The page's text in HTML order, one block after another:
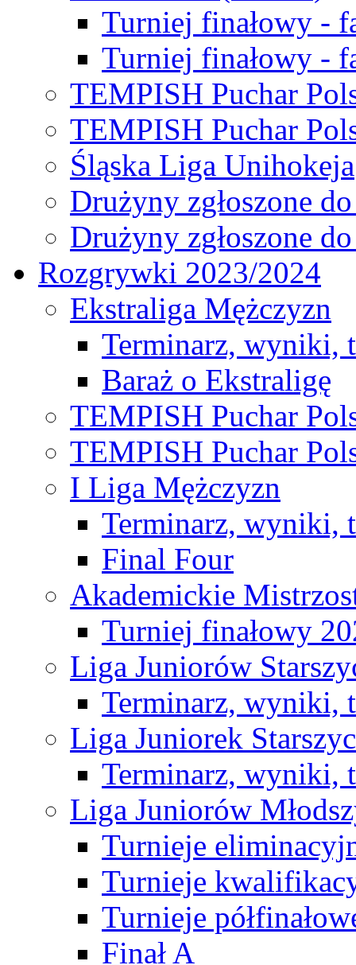
Turniej finałowy -
Turniej finałowy -
TEMPISH Puchar
TEMPISH Puchar
Śląska Liga Unihokeja
Drużyny zgłoszone
Drużyny zgłoszone
Rozgrywki 2023/2024
Ekstraliga Mężczyzn
Terminarz, wyniki,
Baraż o Ekstraligę
TEMPISH Puchar
TEMPISH Puchar
I Liga Mężczyzn
Terminarz, wyniki,
Final Four
Akademickie
Turniej finałowy
Liga Juniorów
Terminarz, wyniki,
Liga Juniorek
Terminarz, wyniki,
Liga Juniorów
Turnieje
Turnieje
Turnieje
Finał A